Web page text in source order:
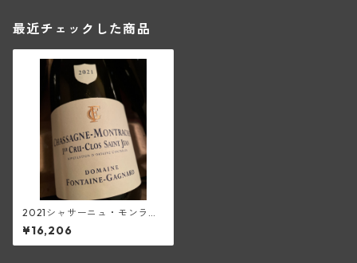
最近チェックした商品
2021シャサーニュ・モンラッ
シェ1級クロ・サン・ジャン(フ
ォンテーヌ・ガニャール)
¥16,206